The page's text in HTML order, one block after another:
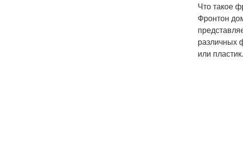
Что такое
Фронтон
различных
или пластик.